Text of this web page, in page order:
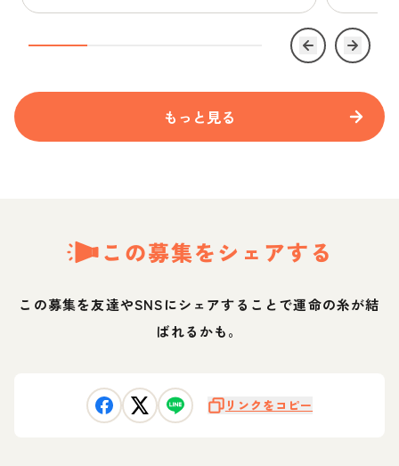
もっと見る
この募集をシェアする
この募集を友達やSNSにシェアすることで運命の糸が結
ばれるかも。
リンクをコピー